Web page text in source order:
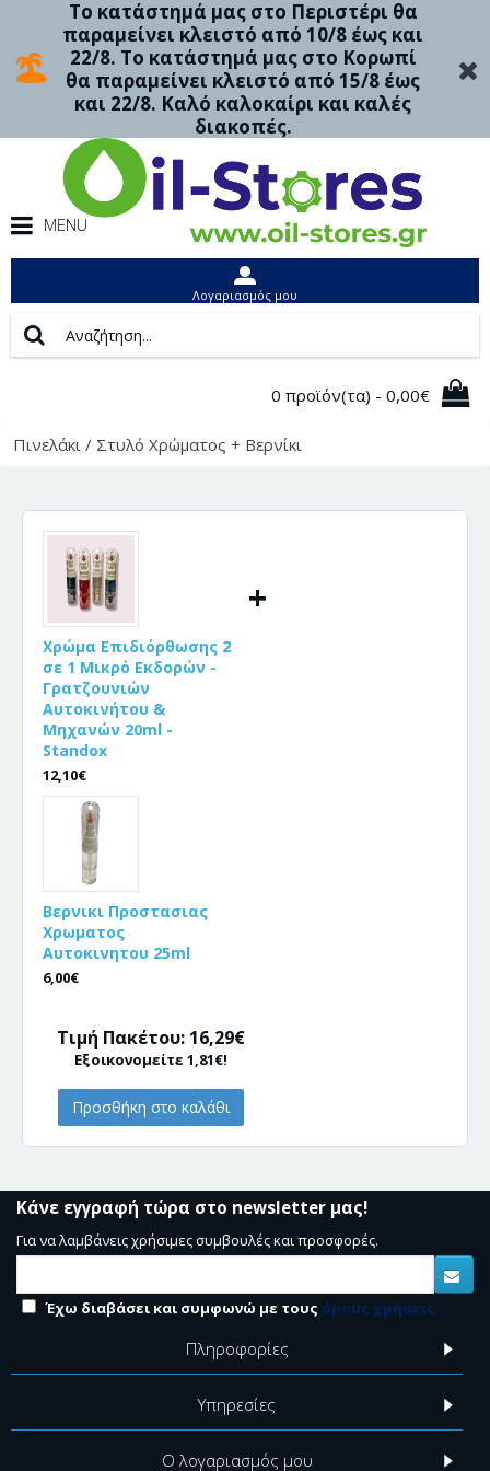
Το κατάστημά μας στο Περιστέρι θα
παραμείνει κλειστό από 10/8 έως και
22/8. Το κατάστημά μας στο Κορωπί
θα παραμείνει κλειστό από 15/8 έως
και 22/8. Καλό καλοκαίρι και καλές
διακοπές.
MENU
Λογαριασμός μου
0 προϊόν(τα) - 0,00€
Πινελάκι / Στυλό Χρώματος + Βερνίκι
Χρώμα Επιδιόρθωσης 2
σε 1 Μικρό Εκδορών -
Γρατζουνιών
Αυτοκινήτου &
Μηχανών 20ml -
Standox
12,10€
+
Βερνικι Προστασιας
Χρωματος
Αυτοκινητου 25ml
6,00€
Τιμή Πακέτου: 16,29€
Εξοικονομείτε 1,81€!
Προσθήκη στο καλάθι
Κάνε εγγραφή τώρα στο newsletter μας!
Για να λαμβάνεις χρήσιμες συμβουλές και προσφορές.
Έχω διαβάσει και συμφωνώ με τους όρους χρήσεις
Πληροφορίες
Υπηρεσίες
Ο λογαριασμός μου